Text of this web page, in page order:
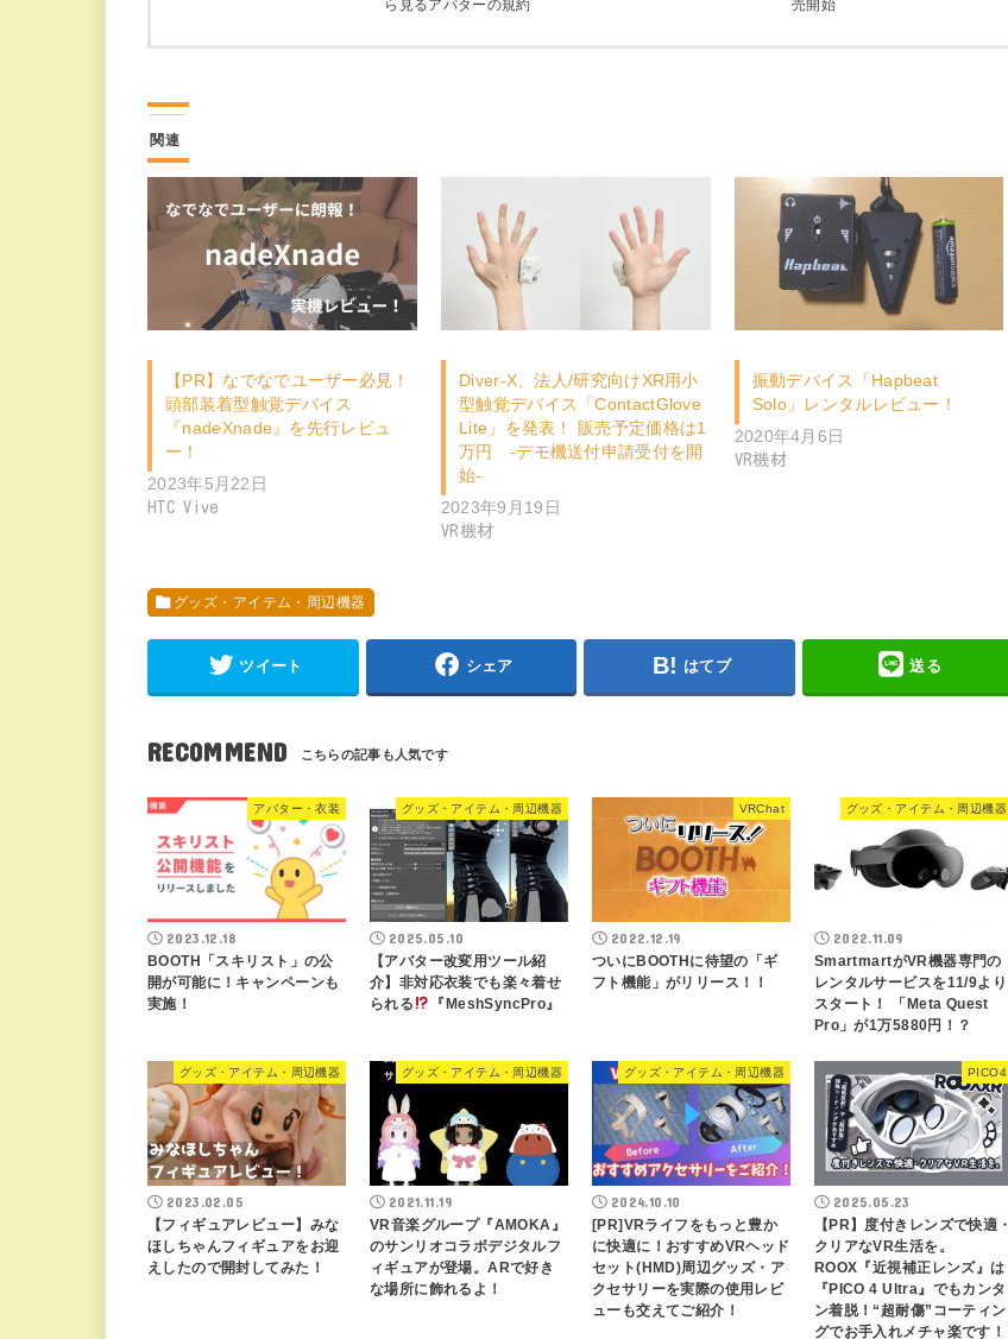
ら見るアバターの規約
売開始
関連
【PR】なでなでユーザー必見！
頭部装着型触覚デバイス
『nadeXnade』を先行レビュ
ー！
2023年5月22日
HTC Vive
Diver-X、法人/研究向けXR用小
型触覚デバイス「ContactGlove
Lite」を発表！ 販売予定価格は1
万円 -デモ機送付申請受付を開
始-
2023年9月19日
VR機材
振動デバイス「Hapbeat
Solo」レンタルレビュー！
2020年4月6日
VR機材
グッズ・アイテム・周辺機器
ツイート シェア はてブ 送る
RECOMMEND
アバター・衣装
2023.12.18
BOOTH「スキリスト」の公
開が可能に！キャンペーンも
実施！
グッズ・アイテム・周辺機器
2025.05.10
【アバター改変用ツール紹
介】非対応衣装でも楽々着せ
られる
『MeshSyncPro』
VRChat
2022.12.19
ついにBOOTHに待望の「ギ
フト機能」がリリース！！
グッズ・アイテム・周辺機器
2022.11.09
SmartmartがVR機器専門の
レンタルサービスを11/9より
スタート！ 「Meta Quest
Pro」が1万5880円！？
グッズ・アイテム・周辺機器
2023.02.05
【フィギュアレビュー】みな
ほしちゃんフィギュアをお迎
えしたので開封してみた！
グッズ・アイテム・周辺機器
2021.11.19
VR音楽グループ『AMOKA』
のサンリオコラボデジタルフ
ィギュアが登場。ARで好き
な場所に飾れるよ！
グッズ・アイテム・周辺機器
2024.10.10
[PR]VRライフをもっと豊か
に快適に！おすすめVRヘッド
セット(HMD)周辺グッズ・ア
クセサリーを実際の使用レビ
ューも交えてご紹介！
PICO4
2025.05.23
【PR】度付きレンズで快適・
クリアなVR生活を。
ROOX『近視補正レンズ』は
『PICO 4 Ultra』でもカンタ
ン着脱！“超耐傷”コーティン
グでお手入れメチャ楽です！